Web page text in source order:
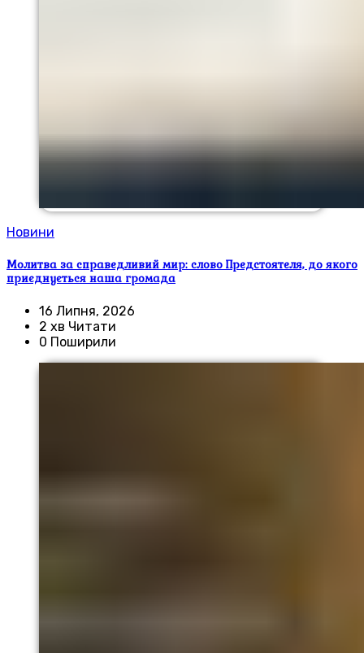
Новини
Молитва за справедливий мир: слово Предстоятеля, до якого
приєднується наша громада
16 Липня, 2026
2 хв Читати
0 Поширили